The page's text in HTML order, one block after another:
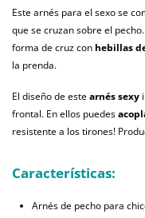
Este arnés para el sexo se
que se cruzan sobre el
forma de cruz con hebillas
la prenda.
El diseño de estearnés sexy
frontal. En ellos puedes
resistente a los tirones!
Características:
Arnés de pecho para